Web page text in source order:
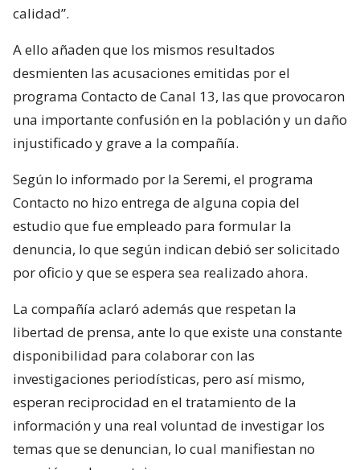
calidad”.
A ello añaden que los mismos resultados
desmienten las acusaciones emitidas por el
programa Contacto de Canal 13, las que provocaron
una importante confusión en la población y un daño
injustificado y grave a la compañía.
Según lo informado por la Seremi, el programa
Contacto no hizo entrega de alguna copia del
estudio que fue empleado para formular la
denuncia, lo que según indican debió ser solicitado
por oficio y que se espera sea realizado ahora.
La compañía aclaró además que respetan la
libertad de prensa, ante lo que existe una constante
disponibilidad para colaborar con las
investigaciones periodísticas, pero así mismo,
esperan reciprocidad en el tratamiento de la
información y una real voluntad de investigar los
temas que se denuncian, lo cual manifiestan no